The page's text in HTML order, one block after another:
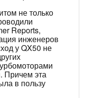
не только
Reports,
инженеров
у QX50 не
Причем эта
в пользу